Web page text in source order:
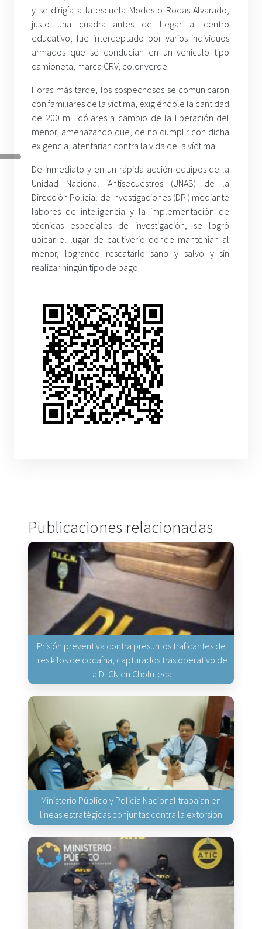
y se dirigía a la escuela Modesto Rodas Alvarado,
justo una cuadra antes de llegar al centro
educativo, fue interceptado por varios individuos
armados que se conducían en un vehículo tipo
camioneta, marca CRV, color verde.
Horas más tarde, los sospechosos se comunicaron
con familiares de la víctima, exigiéndole la cantidad
de 200 mil dólares a cambio de la liberación del
menor, amenazando que, de no cumplir con dicha
exigencia, atentarían contra la vida de la víctima.
De inmediato y en un rápida acción equipos de la
Unidad Nacional Antisecuestros (UNAS) de la
Dirección Policial de Investigaciones (DPI) mediante
labores de inteligencia y la implementación de
técnicas especiales de investigación, se logró
ubicar el lugar de cautiverio donde mantenían al
menor, logrando rescatarlo sano y salvo y sin
realizar ningún tipo de pago.
Publicaciones relacionadas
Prisión preventiva contra presuntos traficantes de
tres kilos de cocaína, capturados tras operativo de
la DLCN en Choluteca
Ministerio Público y Policía Nacional trabajan en
líneas estratégicas conjuntas contra la extorsión